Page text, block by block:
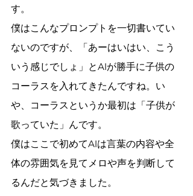
す。
僕はこんなプロンプトを一切書いてい
ないのですが、「あーはいはい、こう
いう感じでしょ」とAIが勝手に子供の
コーラスを入れてきたんですね。い
や、コーラスというか最初は「子供が
歌っていた」んです。
僕はここで初めてAIは言葉の内容や全
体の雰囲気を見てメロや声を判断して
るんだと気づきました。